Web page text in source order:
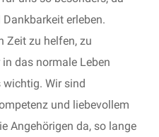
erleben.
Zeit zu helfen, zu
das normale Leben
wichtig. Wir sind
und liebevollem
Angehörigen da, so lange